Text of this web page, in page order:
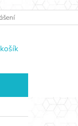
KDO JSME?